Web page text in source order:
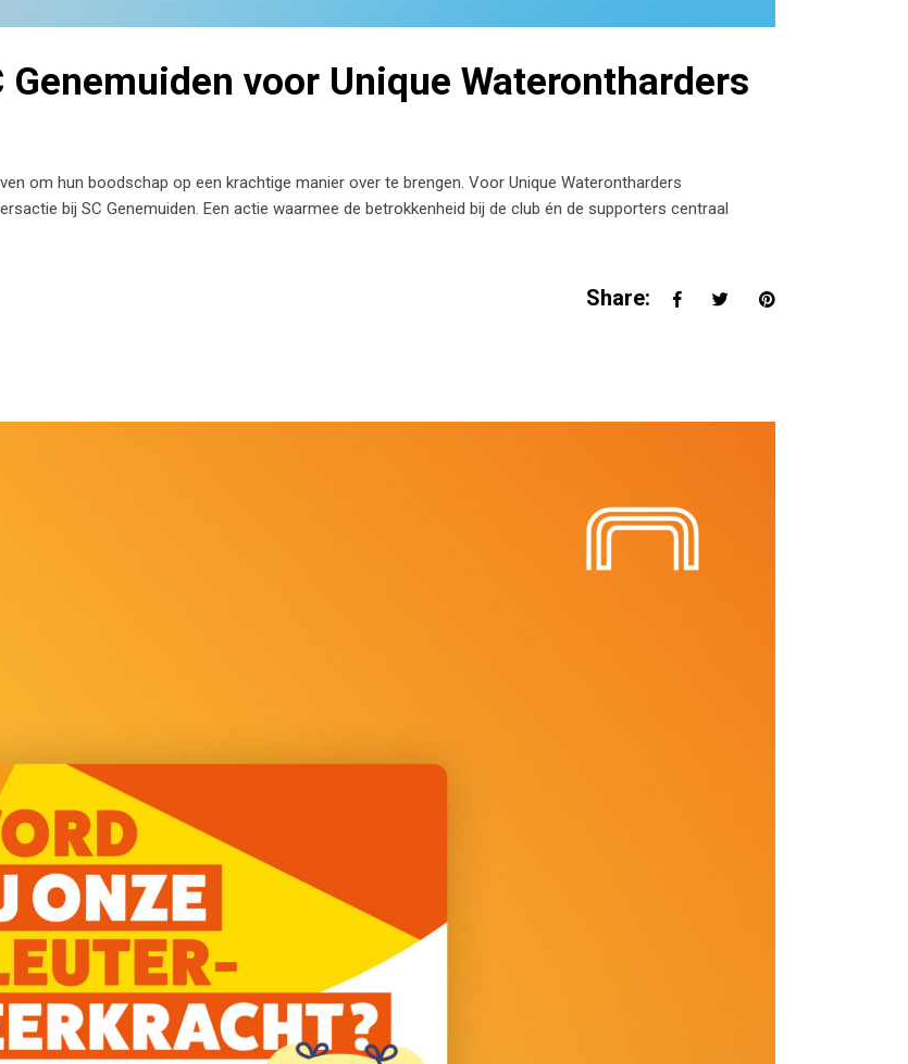
voor Unique Waterontharders
om hun boodschap op een krachtige manier over te brengen. Voor Unique Waterontharders
bij SC Genemuiden. Een actie waarmee de betrokkenheid bij de club én de supporters centraal
Share: